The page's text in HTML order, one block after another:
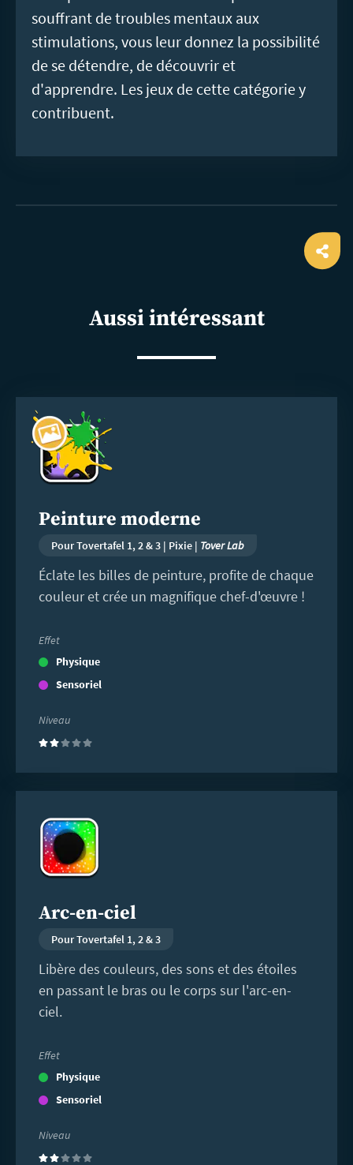
souffrant de troubles mentaux aux
stimulations, vous leur donnez la possibilité
de se détendre, de découvrir et
d'apprendre. Les jeux de cette catégorie y
contribuent.
Aussi intéressant
Peinture moderne
Pour Tovertafel 1, 2 & 3 | Pixie | Tover Lab
Éclate les billes de peinture, profite de chaque
couleur et crée un magnifique chef-d'œuvre !
Effet
Physique
Sensoriel
Niveau
(2)
savoir
plus
Arc-en-ciel
Pour Tovertafel 1, 2 & 3
Libère des couleurs, des sons et des étoiles
en passant le bras ou le corps sur l'arc-en-
ciel.
Effet
Physique
Sensoriel
Niveau
(2)
savoir